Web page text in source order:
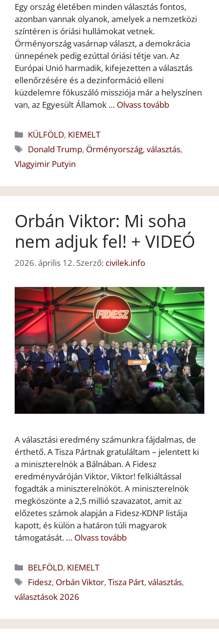
Egy ország életében minden választás fontos,
azonban vannak olyanok, amelyek a nemzetközi
színtéren is óriási hullámokat vetnek.
Örményország vasárnap választ, a demokrácia
ünnepének pedig ezúttal óriási tétje van. Az
Európai Unió harmadik, kifejezetten a választás
ellenőrzésére és a dezinformáció elleni
küzdelemre fókuszáló missziója már a helyszínen
van, az Egyesült Államok … Olvass tovább
Kategória
KÜLFÖLD, KIEMELT
Címkék
Donald Trump, Örményország,választás,
Vlagyimir Putyin
Orbán Viktor: Mi soha
nem adjuk fel! + VIDEÓ
2026. április 12. Szerző: civilek.info
A választási eredmény számunkra fájdalmas, de
érthető. A Tisza Pártnak gratuláltam – jelentett ki
a miniszterelnök a Bálnában. A Fidesz
eredményváróján Viktor, Viktor! felkiáltással
fogadták a miniszterelnököt. A miniszterelnök
megköszönte a 2,5 millió szavazatot, amit az
előzetes számok alapján a Fidesz-KDNP listája
kapott, és külön a határon túli magyarok
támogatását. … Olvass tovább
Kategória
BELFÖLD, KIEMELT
Címkék
Fidesz, Orbán Viktor,Tisza Párt,választás,
választások 2026